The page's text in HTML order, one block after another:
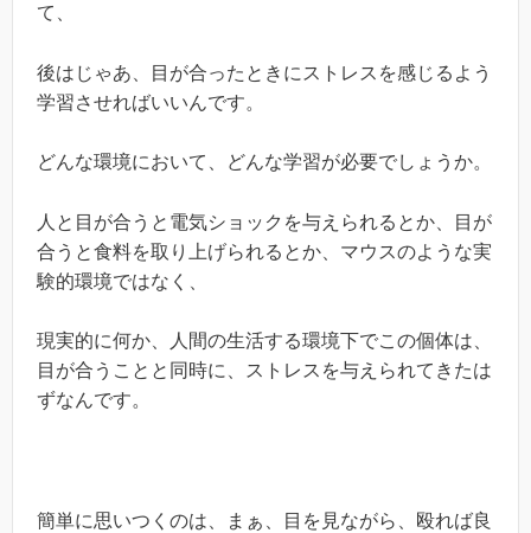
て、
後はじゃあ、目が合ったときにストレスを感じるよう
学習させればいいんです。
どんな環境において、どんな学習が必要でしょうか。
人と目が合うと電気ショックを与えられるとか、目が
合うと食料を取り上げられるとか、マウスのような実
験的環境ではなく、
現実的に何か、人間の生活する環境下でこの個体は、
目が合うことと同時に、ストレスを与えられてきたは
ずなんです。
簡単に思いつくのは、まぁ、目を見ながら、殴れば良